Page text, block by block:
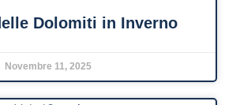
Dolomiti in Inverno
Novembre 11, 2025